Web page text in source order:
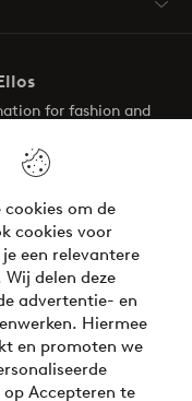
om de
cookies voor
een relevantere
delen deze
advertentie- en
Hiermee
en promoten we
Accepteren te
for fashion and
look is here!
opsplitsen
betaalopties?